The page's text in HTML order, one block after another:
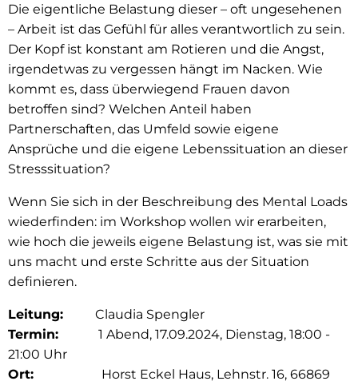
Die eigentliche Belastung dieser – oft ungesehenen
– Arbeit ist das Gefühl für alles verantwortlich zu sein.
Der Kopf ist konstant am Rotieren und die Angst,
irgendetwas zu vergessen hängt im Nacken. Wie
kommt es, dass überwiegend Frauen davon
betroffen sind? Welchen Anteil haben
Partnerschaften, das Umfeld sowie eigene
Ansprüche und die eigene Lebenssituation an dieser
Stresssituation?
Wenn Sie sich in der Beschreibung des Mental Loads
wiederfinden: im Workshop wollen wir erarbeiten,
wie hoch die jeweils eigene Belastung ist, was sie mit
uns macht und erste Schritte aus der Situation
definieren.
Leitung: Claudia Spengler
Termin: 1 Abend, 17.09.2024, Dienstag, 18:00 -
21:00 Uhr
Ort: Horst Eckel Haus, Lehnstr. 16, 66869